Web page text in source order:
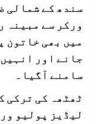
سندھ کے شمالی
ورکر سے مبینہ
میں بھی خاتون
جانے اور
سامنے آگیا۔
ٹھٹھہ کی ترکی
لیڈیز پولیو